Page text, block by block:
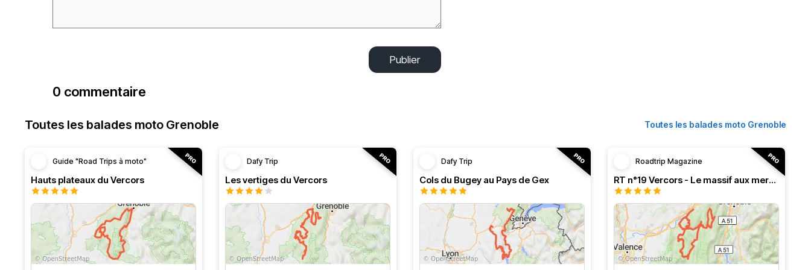
Publier
0 commentaire
Toutes les balades moto Grenoble Toutes les balades moto Grenoble
Guide "Road Trips à moto"
Hauts plateaux du Vercors
Dafy Trip
Les vertiges du Vercors
Dafy Trip
Cols du Bugey au Pays de Gex
Roadtrip Magazine
RT n°19 Vercors - Le massif aux merveilles.